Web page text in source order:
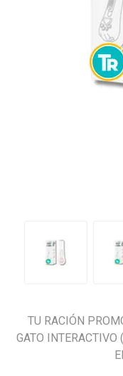
TU RACIÓN
GATO INTERACTIVO